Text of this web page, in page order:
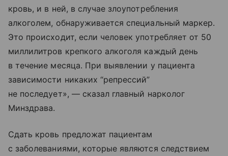
кровь, и в ней, в случае злоупотребления
алкоголем, обнаруживается специальный маркер.
Это происходит, если человек употребляет от 50
миллилитров крепкого алкоголя каждый день
в течение месяца. При выявлении у пациента
зависимости никаких “репрессий”
не последует», — сказал главный нарколог
Минздрава.
Сдать кровь предложат пациентам
с заболеваниями, которые являются следствием